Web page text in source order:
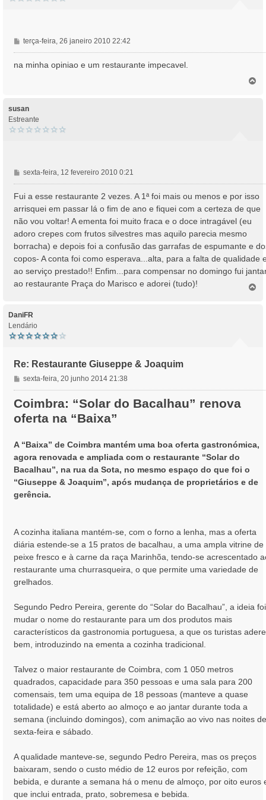
M
e
n
terça-feira, 26 janeiro 2010 22:42
na minha opiniao e um restaurante impecavel.
susan
Estreante
M
e
n
g
e
m
sexta-feira, 12 fevereiro 2010 0:21
Fui a esse restaurante 2 vezes. A 1ª foi mais ou menos e por isso
arrisquei em passar lá o fim de ano e fiquei com a certeza de que
não vou voltar! A ementa foi muito fraca e o doce intragável (eu
adoro crepes com frutos silvestres mas aquilo parecia mesmo
borracha) e depois foi a confusão das garrafas de espumante e
copos- A conta foi como esperava...alta, para a falta de qualidade
ao serviço prestado!! Enfim...para compensar no domingo fui
ao restaurante Praça do Marisco e adorei (tudo)!
DaniFR
Lendário
Re: Restaurante Giuseppe & Joaquim
M
e
n
s
a
e
sexta-feira, 20 junho 2014 21:38
Coimbra: “Solar do Bacalhau” renova
oferta na “Baixa”
A “Baixa” de Coimbra mantém uma boa oferta gastronómica,
agora renovada e ampliada com o restaurante “Solar do
Bacalhau”, na rua da Sota, no mesmo espaço do que foi o
“Giuseppe & Joaquim”, após mudança de proprietários e de
gerência.
A cozinha italiana mantém-se, com o forno a lenha, mas a oferta
diária estende-se a 15 pratos de bacalhau, a uma ampla vitrine de
peixe fresco e à carne da raça Marinhõa, tendo-se acrescentado
restaurante uma churrasqueira, o que permite uma variedade de
grelhados.
Segundo Pedro Pereira, gerente do “Solar do Bacalhau”, a ideia foi
mudar o nome do restaurante para um dos produtos mais
característicos da gastronomia portuguesa, a que os turistas
bem, introduzindo na ementa a cozinha tradicional.
Talvez o maior restaurante de Coimbra, com 1 050 metros
quadrados, capacidade para 350 pessoas e uma sala para 200
comensais, tem uma equipa de 18 pessoas (manteve a quase
totalidade) e está aberto ao almoço e ao jantar durante toda a
semana (incluindo domingos), com animação ao vivo nas noites de
sexta-feira e sábado.
A qualidade manteve-se, segundo Pedro Pereira, mas os preços
baixaram, sendo o custo médio de 12 euros por refeição, com
bebida, e durante a semana há o menu de almoço, por oito euros
que inclui entrada, prato, sobremesa e bebida.